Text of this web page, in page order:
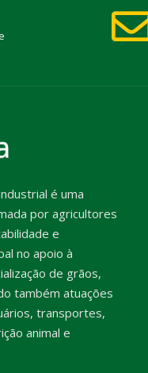
é uma
por agricultores
e
no apoio à
de grãos,
também atuações
transportes,
animal e